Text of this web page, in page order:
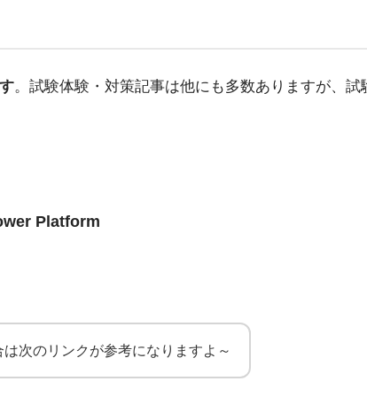
。試験体験・対策記事は他にも多数ありますが、
Platform
次のリンクが参考になりますよ～